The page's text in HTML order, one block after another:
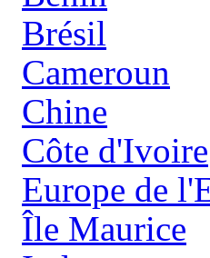
Brésil
Cameroun
Chine
Côte d'Ivoire
Europe de
Île Maurice